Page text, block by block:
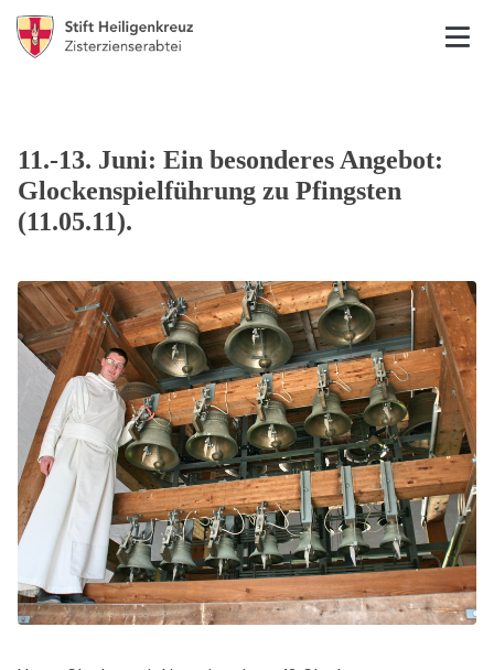
11.-13. Juni: Ein besonderes Angebot:
Glockenspielführung zu Pfingsten
(11.05.11).